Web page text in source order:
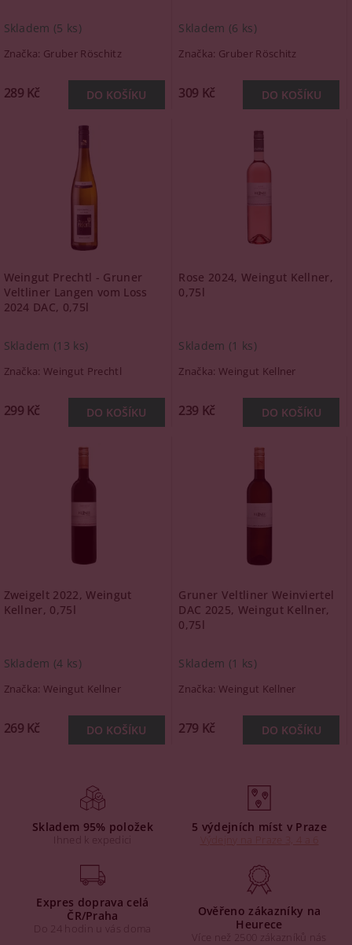
Skladem (5 ks)
Značka: Gruber Röschitz
289 Kč
Skladem (6 ks)
Značka: Gruber Röschitz
309 Kč
Weingut Prechtl - Gruner
Veltliner Langen vom Loss
2024 DAC, 0,75l
Skladem (13 ks)
Značka:Weingut Prechtl
299 Kč
Rose 2024, Weingut Kellner,
0,75l
Skladem (1 ks)
Značka: Weingut Kellner
239 Kč
Zweigelt 2022, Weingut
Kellner, 0,75l
Skladem (4 ks)
Značka:Weingut Kellner
269 Kč
Gruner Veltliner Weinviertel
DAC 2025, Weingut Kellner,
0,75l
Skladem (1 ks)
Značka: Weingut Kellner
279 Kč
Skladem 95% položek
Ihned k expedici
5 výdejních míst v Praze
Expres doprava celá
ČR/Praha
Do 24 hodin u vás doma
Ověřeno zákazníky na
Heurece
Více než 2500 zákazníků nás